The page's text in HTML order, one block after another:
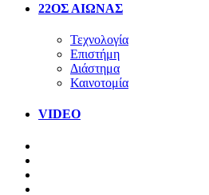
22ΟΣ ΑΙΩΝΑΣ
Τεχνολογία
Επιστήμη
Διάστημα
Καινοτομία
VIDEO